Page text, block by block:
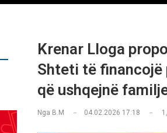
Krenar Lloga
Shteti të
që ushqejnë
Nga B.M 04.02.2026 17:18